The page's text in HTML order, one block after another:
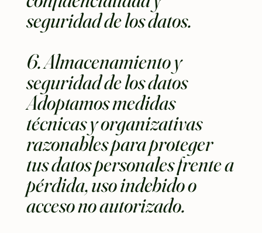
seguridad de los datos.
6. Almacenamiento y
seguridad de los datos
Adoptamos medidas
técnicas y organizativas
razonables para proteger
tus datos personales frente a
pérdida, uso indebido o
acceso no autorizado.